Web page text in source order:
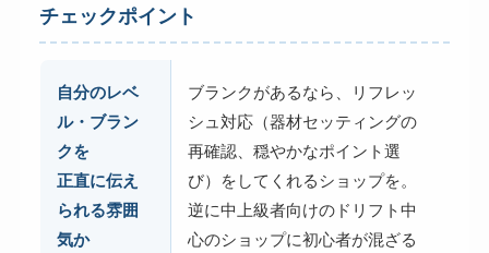
チェックポイント
自分のレベ
ル・ブラン
クを
正直に伝え
られる雰囲
気か
ブランクがあるなら、リフレッ
シュ対応（器材セッティングの
再確認、穏やかなポイント選
び）をしてくれるショップを。
逆に中上級者向けのドリフト中
心のショップに初心者が混ざる